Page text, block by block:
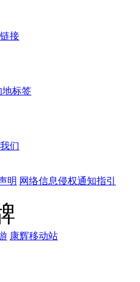
接
地标签
们
明 网络信息侵权通知指引
康辉移动站